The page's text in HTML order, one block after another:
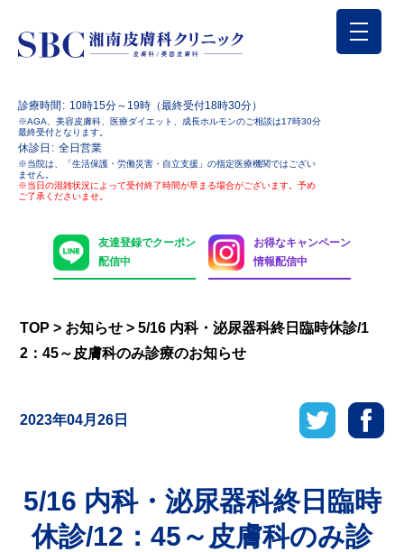
診療時間 10時15分～19時（最終受付18時30分）
※AGA、美容皮膚科、医療ダイエット、成長ホルモンのご相談は17時30分
最終受付となります。
休診日 全日営業
※当院は、「生活保護・労働災害・自立支援」の指定医療機関ではござい
ません。
※当日の混雑状況によって受付終了時間が早まる場合がございます。予め
ご了承くださいませ。
友達登録でクーポン
配信中
お得なキャンペーン
情報配信中
TOP > お知らせ >5/16 内科・泌尿器科終日臨時休診/1
2：45～皮膚科のみ診療のお知らせ
2023年04月26日
5/16 内科・泌尿器科終日臨時
休診/12：45～皮膚科のみ診